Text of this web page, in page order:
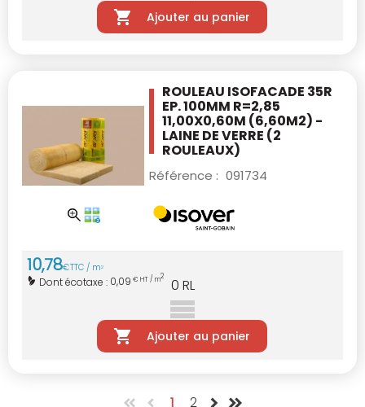
Ajouter au panier
ROULEAU ISOFACADE 35R
EP. 100MM R=2,85
11,00X0,60M (6,60M2) -
LAINE DE VERRE (2
ROULEAUX)
Référence : 091734
10,78€TTC / m2
Dont écotaxe : 0,09 € HT / m2 0 RL
Ajouter au panier
1 2